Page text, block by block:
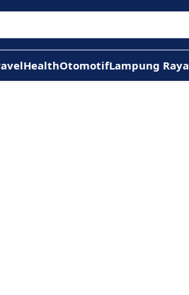
HealthOtomotifLampung Raya